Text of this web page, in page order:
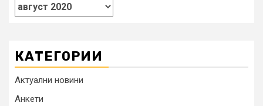
КАТЕГОРИИ
Актуални новини
Анкети